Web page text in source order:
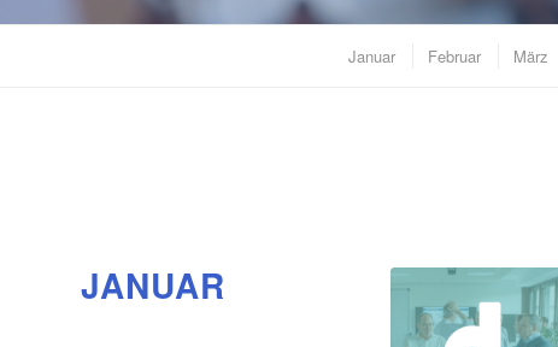
Januar Februar März
JANUAR